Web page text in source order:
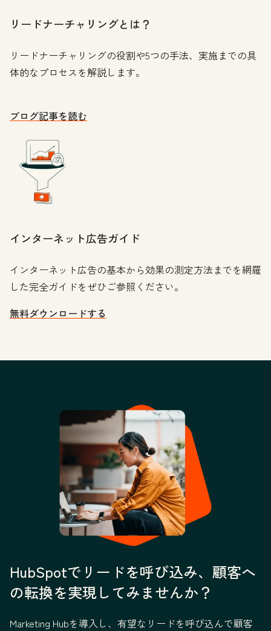
リードナーチャリングとは？
リードナーチャリングの役割や5つの手法、実施までの具
体的なプロセスを解説します。
ブログ記事を読む
インターネット広告ガイド
インターネット広告の基本から効果の測定方法までを網羅
した完全ガイドをぜひご参照ください。
無料ダウンロードする
HubSpotでリードを呼び込み、顧客へ
の転換を実現してみませんか？
Marketing Hubを導入し、有望なリードを呼び込んで顧客